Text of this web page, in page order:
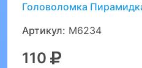
Головоломка
Артикул: M6234
110